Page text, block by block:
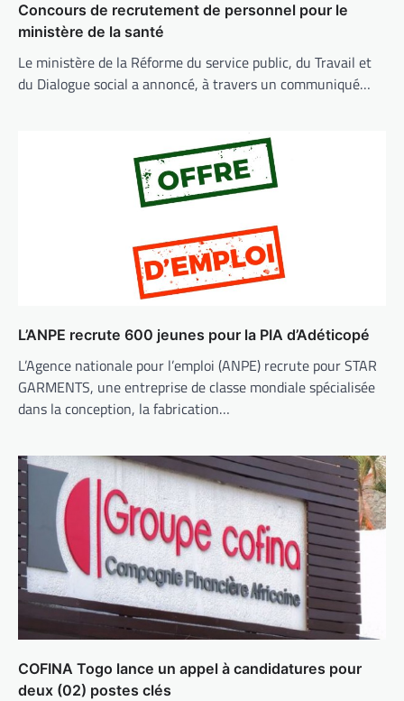
Concours de recrutement de personnel pour le
ministère de la santé
Le ministère de la Réforme du service public, du Travail et
du Dialogue social a annoncé, à travers un communiqué…
L’ANPE recrute 600 jeunes pour la PIA d’Adéticopé
L’Agence nationale pour l’emploi (ANPE) recrute pour STAR
GARMENTS, une entreprise de classe mondiale spécialisée
dans la conception, la fabrication…
COFINA Togo lance un appel à candidatures pour
deux (02) postes clés